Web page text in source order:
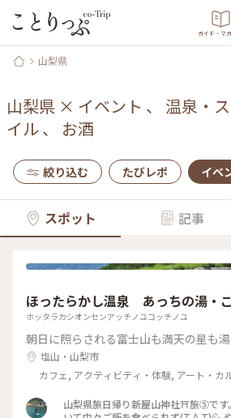
ガイド・マ
山梨県
山梨県 × イベント 、 温泉・
イル、 お酒
絞り込む たびレポ イベ
スポット 記事
ほったらかし温泉 あっちの湯・
湯
ホッタラカシオンセンアッチノユコッチノユ
朝日に照らされる富士山も満天の星も
塩山・山梨市
カフェ, アクティビティ・体験, アート・カ
山梨県旅日帰り新屋山神社⛩️旅⑤です。 神社⛩️を３つも巡っ